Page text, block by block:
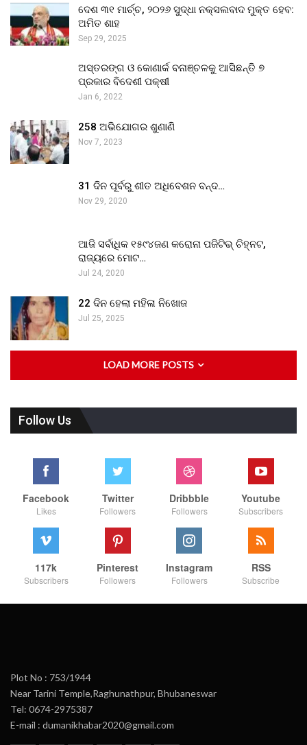
ଦେଶ ୩୧ ମାର୍ଚ୍ଚ, ୨୦୨୬ ସୁଦ୍ଧା ନକ୍ସଲବାଦ ମୁକ୍ତ ହେବ:
ଅମିତ ଶାହ
Sep 29, 2025
ଅସ୍ତରଙ୍ଗ ଓ କୋଣାର୍କ ବନାଞ୍ଚଳକୁ ଆସିଛନ୍ତି ୭
ପ୍ରକାର ବିଦେଶୀ ପକ୍ଷୀ
Jan 6, 2022
258 ଅଭିଯୋଗର ଶୁଣାଣି
Nov 7, 2023
31 ଦିନ ପୂର୍ବରୁ ଶୀତ ଅଧିବେଶନ ବନ୍ଦ…
Nov 29, 2020
ଆଜି ସର୍ବାଧିକ ୧୫୯୪ଜଣ କରୋନା ପଜିଟିଭ୍ ଚିହ୍ନଟ,
ରାଜ୍ୟରେ ମୋଟ…
Jul 24, 2020
22 ଦିନ ହେଲା ମହିଳା ନିଖୋଜ
Jul 25, 2025
LOAD MORE POSTS
Follow Us
Facebook
Likes
Twitter
Followers
Dribbble
Followers
Youtube
Subscribers
117k
Subscribers
Pinterest
Followers
Instagram
Followers
RSS
Subscribe
Plot No : 753/1944
Near Tarini Temple,Raghunathpur, Bhubaneswar
Tel: 0674-2975387
E-mail : dumanikhabar2020@gmail.com